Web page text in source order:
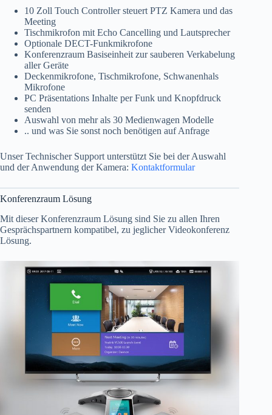
10 Zoll Touch Controller steuert PTZ Kamera und das
Meeting
Tischmikrofon mit Echo Cancelling und Lautsprecher
Optionale DECT-Funkmikrofone
Konferenzraum Basiseinheit zur sauberen Verkabelung
aller Geräte
Deckenmikrofone, Tischmikrofone, Schwanenhals
Mikrofone
PC Präsentations Inhalte per Funk und Knopfdruck
senden
Auswahl von mehr als 30 Medienwagen Modelle
.. und was Sie sonst noch benötigen auf Anfrage
Unser Technischer Support unterstützt Sie bei der Auswahl
und der Anwendung der Kamera: Kontaktformular
Konferenzraum Lösung
Mit dieser Konferenzraum Lösung sind Sie zu allen Ihren
Gesprächspartnern kompatibel, zu jeglicher Videokonferenz
Lösung.